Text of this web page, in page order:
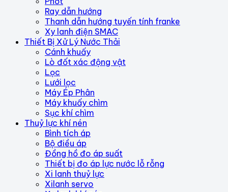
Ray dẫn hướng
Thanh dẫn hướng tuyến tính franke
Xy lanh điện SMAC
Thiết Bị Xử Lý Nước Thải
Cánh khuấy
Lò đốt xác động vật
Lọc
Lưới lọc
Máy Ép Phân
Máy khuấy chìm
Sục khí chìm
Thuỷ lực khí nén
Bình tích áp
Bộ điều áp
Đồng hồ đo áp suất
Thiết bị đo áp lực nước lỗ rỗng
Xi lanh thuỷ lực
Xilanh servo